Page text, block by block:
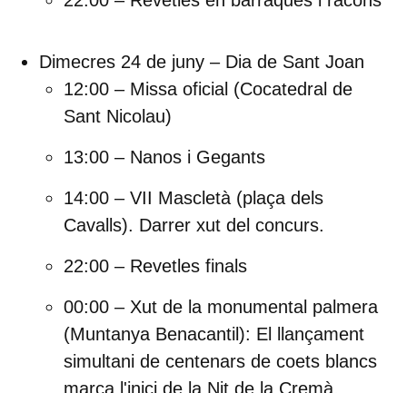
Dimecres 24 de juny – Dia de Sant Joan
12:00 – Missa oficial (Cocatedral de
Sant Nicolau)
13:00 – Nanos i Gegants
14:00 – VII Mascletà(plaça dels
Cavalls). Darrer xut del concurs.
22:00 – Revetles finals
00:00 – Xut de la monumental palmera
(Muntanya Benacantil): El llançament
simultani de centenars de coets blancs
marca l'inici de la Nit de la Cremà.